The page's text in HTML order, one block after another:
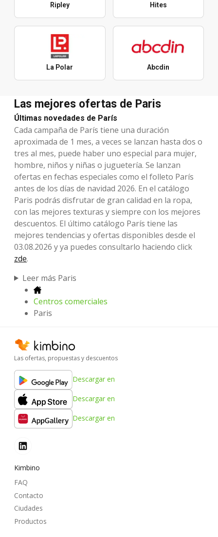
Ripley Hites
La Polar Abcdin
Las mejores ofertas de Paris
Últimas novedades de París
Cada campaña de París tiene una duración
aproximada de 1 mes, a veces se lanzan hasta dos o
tres al mes, puede haber uno especial para mujer,
hombre, niños y niñas o juguetería. Se lanzan
ofertas en fechas especiales como el folleto París
antes de los días de navidad 2026. En el catálogo
Paris podrás disfrutar de gran calidad en la ropa,
con las mejores texturas y siempre con los mejores
descuentos. El último catálogo París tiene las
mejores tendencias y ofertas disponibles desde el
03.08.2026 y ya puedes consultarlo haciendo click
zde.
Leer más Paris
Centros comerciales
Paris
Las ofertas, propuestas y descuentos
Descargar en
Descargar en
Descargar en
Kimbino
FAQ
Contacto
Ciudades
Productos